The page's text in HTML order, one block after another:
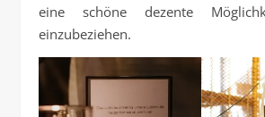
eine schöne dezente
einzubeziehen.